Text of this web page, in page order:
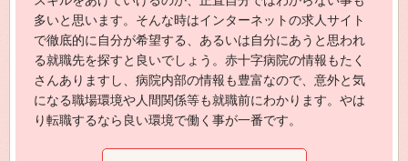
多いと思います。そんな時はインターネットの求人サイト
で徹底的に自分が希望する、あるいは自分にあうと思われ
る就職先を探すと良いでしょう。赤十字病院の情報もたく
さんありますし、病院内部の情報も豊富なので、意外と気
になる職場環境や人間関係等も就職前にわかります。やは
り転職するなら良い環境で働く事が一番です。